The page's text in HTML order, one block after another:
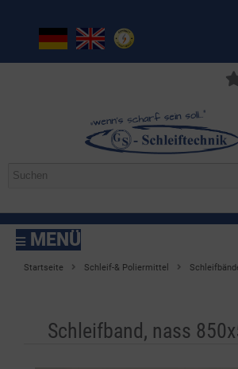
MENÜ
Startseite Schleif-& Poliermittel
Schleifband, nass